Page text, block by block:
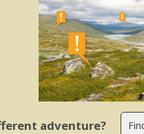
adventure?